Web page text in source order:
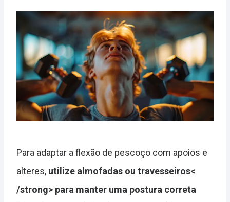
Para adaptar a flexão de pescoço com apoios e
alteres, utilize almofadas ou travesseiros<
/strong> para manter uma postura correta